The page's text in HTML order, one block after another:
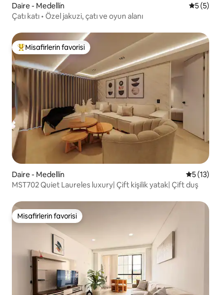
Daire - Medellín 55 (5)
Çatı katı • Özel jakuzi, çatı ve oyun alanı
Misafirlerin favorilerinden en beğenilenler arasında
Misafirlerin favorisi
Daire - Medellín 55 (13)
MST702 Quiet Laureles luxury| Çift kişilik yatak| Çift duş
Misafirlerin favorisi
Misafirlerin favorisi